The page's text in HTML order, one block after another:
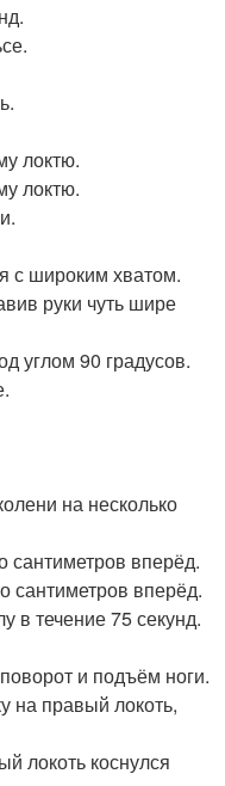
локтю.
локтю.
с широким хватом.
руки чуть шире
углом 90 градусов.
на несколько
сантиметров вперёд.
сантиметров вперёд.
в течение 75 секунд.
и подъём ноги.
на правый локоть,
локоть коснулся